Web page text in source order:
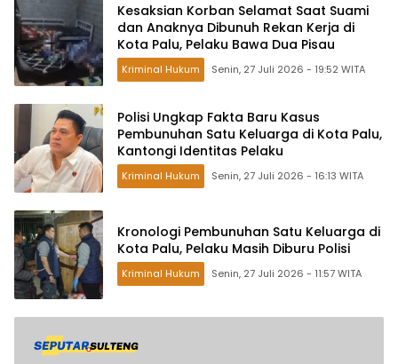
Kesaksian Korban Selamat Saat Suami
dan Anaknya Dibunuh Rekan Kerja di
Kota Palu, Pelaku Bawa Dua Pisau
Kriminal Hukum Senin, 27 Juli 2026 - 19:52 WITA
Polisi Ungkap Fakta Baru Kasus
Pembunuhan Satu Keluarga di Kota Palu,
Kantongi Identitas Pelaku
Kriminal Hukum Senin, 27 Juli 2026 - 16:13 WITA
Kronologi Pembunuhan Satu Keluarga di
Kota Palu, Pelaku Masih Diburu Polisi
Kriminal Hukum Senin, 27 Juli 2026 - 11:57 WITA